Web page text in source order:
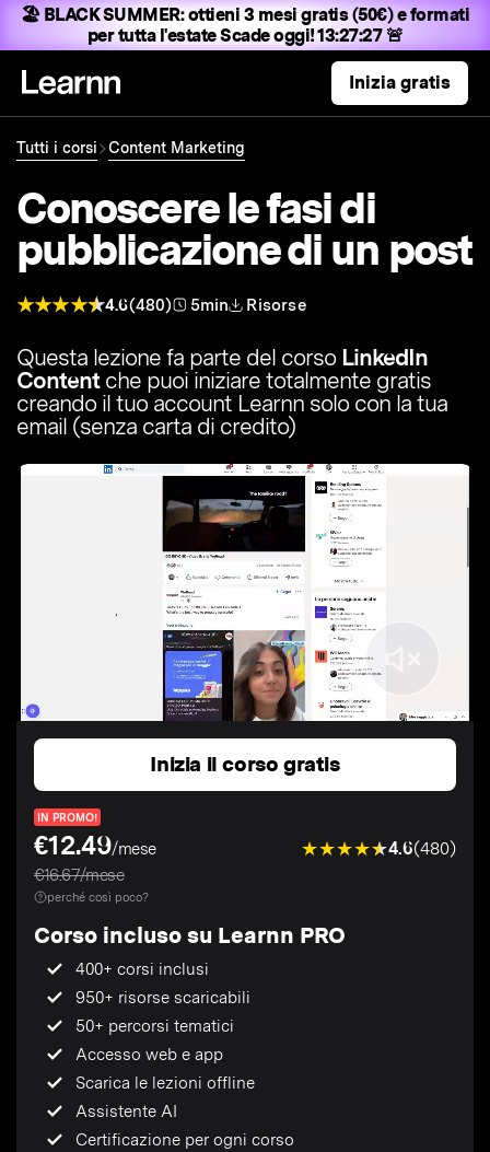
🏖️ BLACK SUMMER:ottieni 3 mesi gratis (50€) e formati
per tutta l'estateScade oggi! 13:27:26 🚨
Inizia gratis
Tutti i corsi Content Marketing
Conoscere le fasi di
pubblicazione di un post
4.6(480) 5min Risorse
Questa lezione fa parte del corso LinkedIn
Contentche puoi iniziare totalmente gratis
creando il tuo account Learnn solo con la tua
email (senza carta di credito)
Inizia il corso gratis
IN PROMO!
€12.49/mese
€16.67/mese
4.6(480)
perché così poco?
Corso incluso su Learnn PRO
400+ corsi inclusi
950+ risorse scaricabili
50+ percorsi tematici
Accesso web e app
Scarica le lezioni offline
Assistente AI
Certificazione per ogni corso